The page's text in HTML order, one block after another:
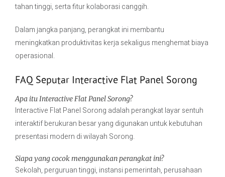
tahan tinggi, serta fitur kolaborasi canggih.
Dalam jangka panjang, perangkat ini membantu
meningkatkan produktivitas kerja sekaligus menghemat biaya
operasional.
FAQ Seputar Interactive Flat Panel Sorong
Apa itu Interactive Flat Panel Sorong?
Interactive Flat Panel Sorong adalah perangkat layar sentuh
interaktif berukuran besar yang digunakan untuk kebutuhan
presentasi modern di wilayah Sorong.
Siapa yang cocok menggunakan perangkat ini?
Sekolah, perguruan tinggi, instansi pemerintah, perusahaan